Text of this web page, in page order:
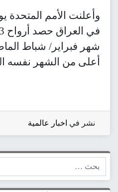
وأعلنت الأمم المتحدة
شهر فبراير/ شباط
أعلى من الشهر نفسه
نشر في اخبار عالمية